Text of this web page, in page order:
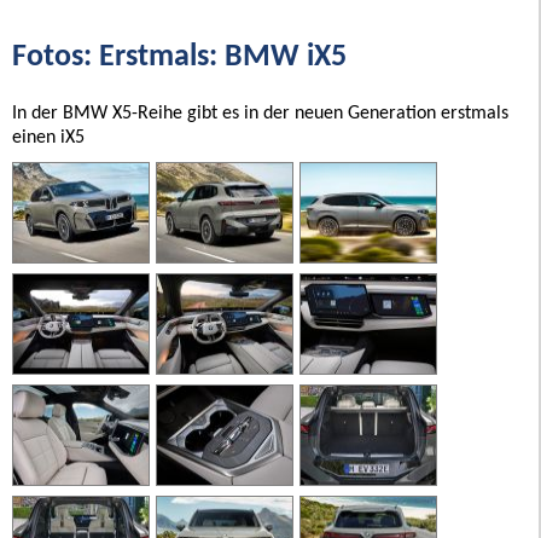
Fotos: Erstmals: BMW iX5
In der BMW X5-Reihe gibt es in der neuen Generation erstmals
einen iX5